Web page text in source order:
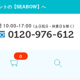
トの【SEABOW】へ
0
10:00-17:00 (土日祝日・休業日を除く)
0120-976-612